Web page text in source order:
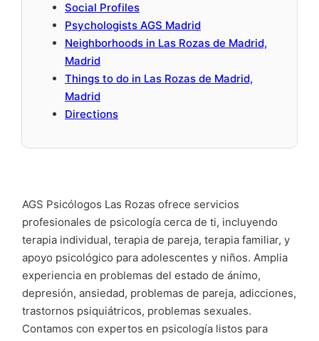
AGS Psicólogos Las Rozas ofrece servicios
profesionales de psicología cerca de ti, incluyendo
terapia individual, terapia de pareja, terapia familiar, y
apoyo psicológico para adolescentes y niños. Amplia
experiencia en problemas del estado de ánimo,
depresión, ansiedad, problemas de pareja, adicciones,
trastornos psiquiátricos, problemas sexuales.
Contamos con expertos en psicología listos para
Social Profiles
Psychologists AGS Madrid
Neighborhoods in Las Rozas de Madrid,
Madrid
Things to do in Las Rozas de Madrid,
Madrid
Directions